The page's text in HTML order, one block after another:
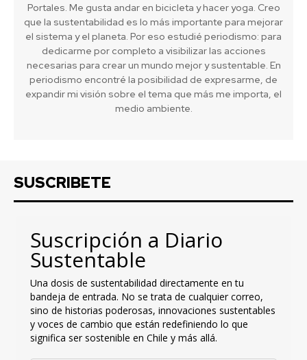
Portales. Me gusta andar en bicicleta y hacer yoga. Creo
que la sustentabilidad es lo más importante para mejorar
el sistema y el planeta. Por eso estudié periodismo: para
dedicarme por completo a visibilizar las acciones
necesarias para crear un mundo mejor y sustentable. En
periodismo encontré la posibilidad de expresarme, de
expandir mi visión sobre el tema que más me importa, el
medio ambiente.
SUSCRIBETE
Suscripción a Diario
Sustentable
Una dosis de sustentabilidad directamente en tu
bandeja de entrada. No se trata de cualquier correo,
sino de historias poderosas, innovaciones sustentables
y voces de cambio que están redefiniendo lo que
significa ser sostenible en Chile y más allá.